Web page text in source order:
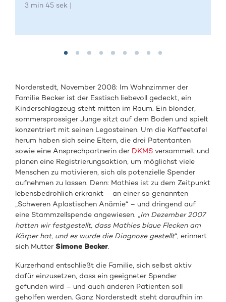
3 min 45 sek |
Norderstedt, November 2008: Im Wohnzimmer der
Familie Becker ist der Esstisch liebevoll gedeckt, ein
Kinderschlagzeug steht mitten im Raum. Ein blonder,
sommersprossiger Junge sitzt auf dem Boden und spielt
konzentriert mit seinen Legosteinen. Um die Kaffeetafel
herum haben sich seine Eltern, die drei Patentanten
sowie eine Ansprechpartnerin der DKMS versammelt und
planen eine Registrierungsaktion, um möglichst viele
Menschen zu motivieren, sich als potenzielle Spender
aufnehmen zu lassen. Denn: Mathies ist zu dem Zeitpunkt
lebensbedrohlich erkrankt – an einer so genannten
„Schweren Aplastischen Anämie“ – und dringend auf
eine Stammzellspende angewiesen. „Im Dezember 2007
hatten wir festgestellt, dass Mathies blaue Flecken am
Körper hat, und es wurde die Diagnose gestellt“, erinnert
sich MutterSimone Becker.
Kurzerhand entschließt die Familie, sich selbst aktiv
dafür einzusetzen, dass ein geeigneter Spender
gefunden wird – und auch anderen Patienten soll
geholfen werden. Ganz Norderstedt steht daraufhin im